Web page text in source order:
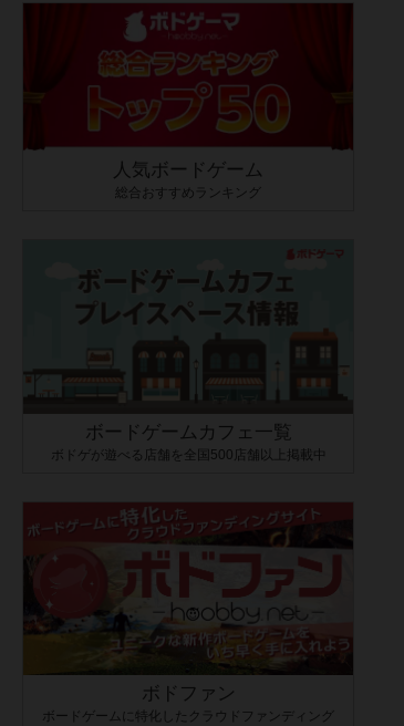
人気ボードゲーム
総合おすすめランキング
ボードゲームカフェ一覧
ボドゲが遊べる店舗を全国500店舗以上掲載中
ボドファン
ボードゲームに特化したクラウドファンディング